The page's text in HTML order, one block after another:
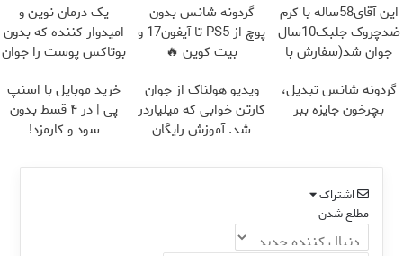
این آقای58ساله با کرم
ضدچروک جلبک10سال
جوان شد(سفارش با
گردونه شانس بدون
پوچ از PS5 تا آیفون17 و
بیت کوین 🔥
یک درمان نوین و
امیدوار کننده که بدون
بوتاکس پوست را جوان
گردونه شانس تبدیل،
بچرخون جایزه ببر
ویدیو هولناک از جوان
کارتن خوابی که میلیاردر
شد. آموزش رایگان
خرید موبایل با اسنپ
پی | در ۴ قسط بدون
سود و کارمزد!
اشتراک
مطلع شدن